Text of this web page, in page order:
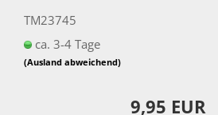
TM23745
ca. 3-4 Tage
(Ausland abweichend)
9,95 EUR